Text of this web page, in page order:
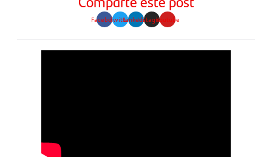
FacebookTwitterLinkedinInstagramYoutube